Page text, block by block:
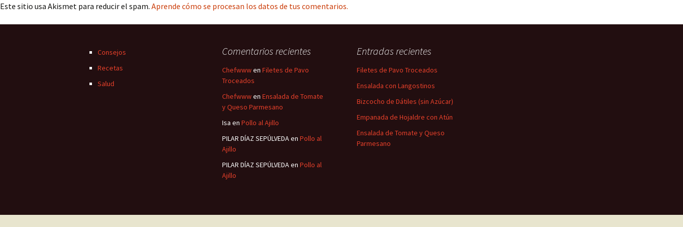
Este sitio usa Akismet para reducir el spam. Aprende cómo se procesan los datos de tus comentarios.
Consejos
Recetas
Salud
Comentarios recientes
Chefwwwen Filetes de Pavo
Troceados
Chefwwwen Ensalada de Tomate
y Queso Parmesano
Isa en Pollo al Ajillo
PILAR DÍAZ SEPÚLVEDAen Pollo al
Ajillo
PILAR DÍAZ SEPÚLVEDAen Pollo al
Ajillo
Entradas recientes
Filetes de Pavo Troceados
Ensalada con Langostinos
Bizcocho de Dátiles (sin Azúcar)
Empanada de Hojaldre con Atún
Ensalada de Tomate y Queso
Parmesano